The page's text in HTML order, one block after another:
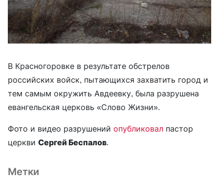
В Красногоровке в результате обстрелов
российских войск, пытающихся захватить город и
тем самым окружить Авдеевку, была разрушена
евангельская церковь «Слово Жизни».
Фото и видео разрушений опубликовал пастор
церкви Сергей Беспалов.
Метки